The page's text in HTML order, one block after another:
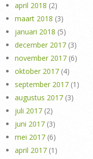
april 2018 (2)
maart 2018 (3)
januari 2018 (5)
december 2017 (3)
november 2017 (6)
oktober 2017 (4)
september 2017 (1)
augustus 2017 (3)
juli 2017 (2)
juni 2017 (3)
mei 2017 (6)
april 2017 (1)